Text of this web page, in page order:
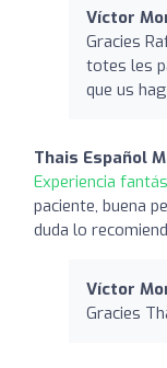
Víctor
Gracies
totes les
que us
Thais Español
Experiencia
paciente, buena
duda lo
Víctor
Gracies